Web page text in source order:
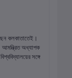
কলকাতাতেই।
আমন্ত্রিত অধ্যাপক
সঙ্গে